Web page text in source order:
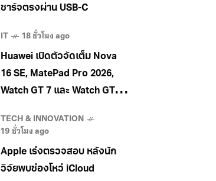
ชาร์จตรงผ่าน USB-C
IT 18 ชั่วโมง ago
Huawei เปิดตัวจัดเต็ม Nova
16 SE, MatePad Pro 2026,
Watch GT 7 และ Watch GT 7
TECH & INNOVATION
19 ชั่วโมง ago
Apple เร่งตรวจสอบ หลังนัก
วิจัยพบช่องโหว่ iCloud